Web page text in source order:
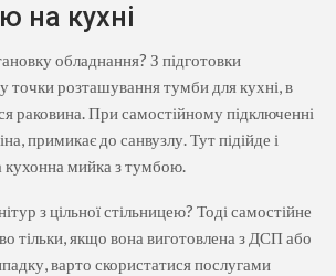
на кухні
обладнання? З підготовки
точки розташування тумби для кухні, в
раковина. При самостійному підключенні
примикає до санвузлу. Тут підійде і
кухонна мийка з тумбою.
з цільної стільницею? Тоді самостійне
тільки, якщо вона виготовлена ​​з ДСП або
варто скористатися послугами